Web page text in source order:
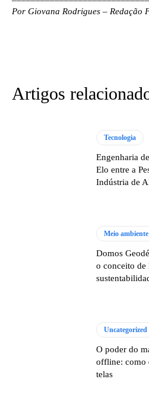
Por Giovana Rodrigues – Redação
Artigos
Tecnologia
Engenharia
Elo entre a
Indústria de
Meio ambiente
Domos
o conceito de
Uncategorized
O poder do
offline: como
telas